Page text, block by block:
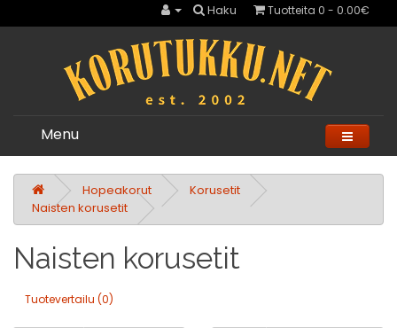
Haku Tuotteita 0 - 0.00€
Menu
Hopeakorut
Korusetit
Naisten korusetit
Naisten korusetit
Tuotevertailu (0)